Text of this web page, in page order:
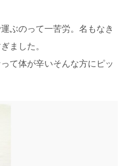
ぶのって一苦労。名もなき
ました。
て体が辛いそんな方にピッ